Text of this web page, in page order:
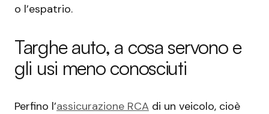
o l’espatrio.
Targhe auto, a cosa servono e
gli usi meno conosciuti
Perfino l’assicurazione RCA di un veicolo, cioè